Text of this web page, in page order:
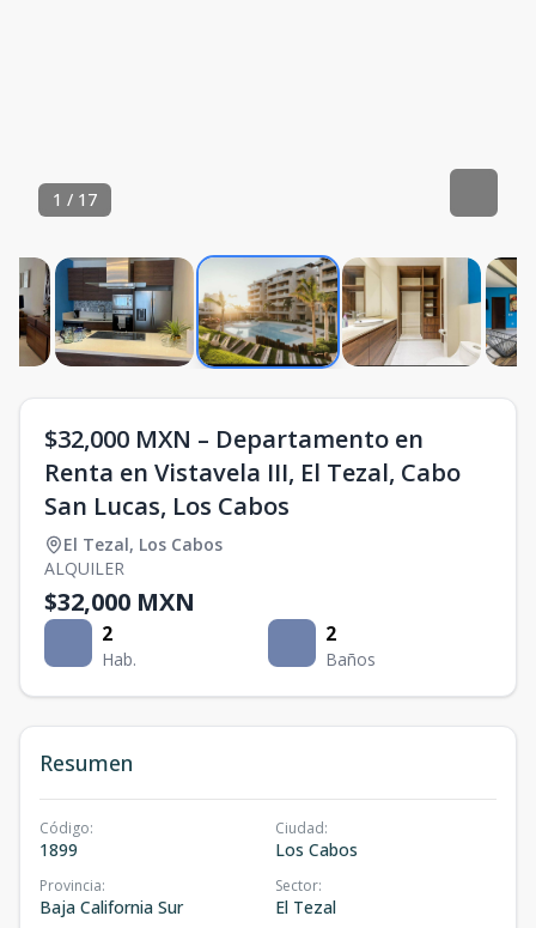
1 / 17
$32,000 MXN – Departamento en
Renta en Vistavela III, El Tezal, Cabo
San Lucas, Los Cabos
El Tezal, Los Cabos
ALQUILER
$32,000 MXN
2
Hab.
2
Baños
Resumen
Código:
1899
Ciudad:
Los Cabos
Provincia:
Baja California Sur
Sector:
El Tezal